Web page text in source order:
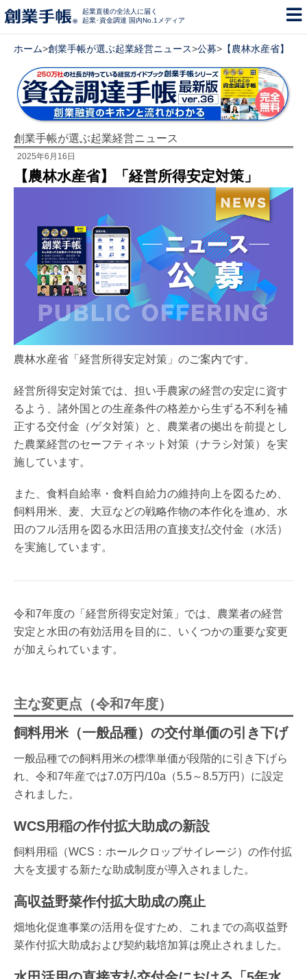
起業直後の全法人に届く
起業･資金調達 国内No.1メディア
ホーム>創業手帳が選ぶ起業経営ニュース>公募> 【農林水産省】「
創業手帳が選ぶ起業経営ニュース
2025年6月16日
【農林水産省】「経営所得安定対策」
農林水産省「経営所得安定対策」のご案内です。
経営所得安定対策では、担い手農家の経営の安定に資す
るよう、諸外国との生産条件の格差から生ずる不利を補
正する交付金（ゲタ対策）と、農業者の拠出を前提とし
た農業経営のセーフティネット対策（ナラシ対策）を実
施しています。
また、食料自給率・食料自給力の維持向上を図るため、
飼料用米、麦、大豆などの戦略作物の本作化を進め、水
田のフル活用を図る水田活用の直接支払交付金（水活）
を実施しています。
令和7年度の「経営所得安定対策」では、農業者の経営
安定と水田の有効活用を目的に、いくつかの重要な変更
が加えられています。
主な変更点（令和7年度）
飼料用米（一般品種）の交付単価の引き下げ
一般品種での飼料用米の標準単価が段階的に引き下げら
れ、令和7年産では7.0万円/10a（5.5～8.5万円）に設定
されました。
WCS用稲の作付拡大助成の新設
飼料用稲（WCS：ホールクロップサイレージ）の作付拡
大を支援する新たな助成制度が導入されました。
高収益野菜作付拡大助成の廃止
畑地化促進事業の活用を促すため、これまでの高収益野
菜作付拡大助成および契約栽培加算は廃止されました。